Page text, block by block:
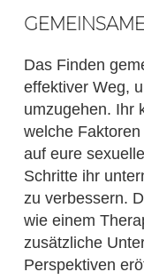
Das Finden
effektiver Weg,
umzugehen. Ihr
welche
auf eure
Schritte ihr
zu verbessern.
wie einem
zusätzliche
Perspektiven